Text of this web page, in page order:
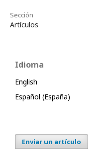
Sección
Artículos
Idioma
English
Español (España)
Enviar un artículo